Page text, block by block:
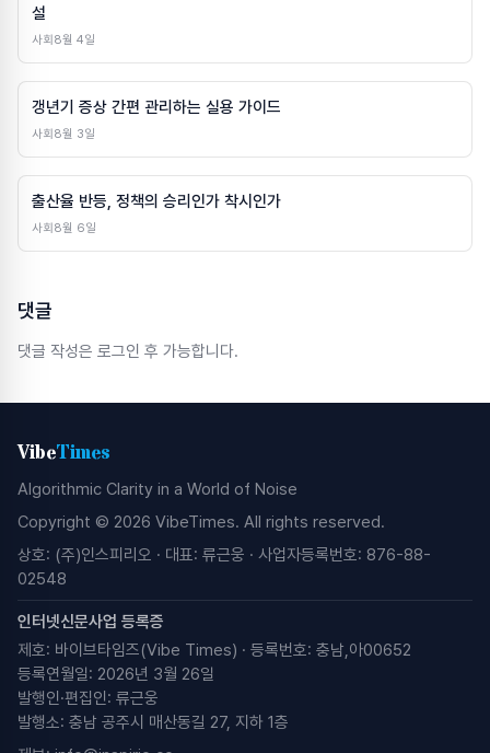
설
사회8월 4일
갱년기 증상 간편 관리하는 실용 가이드
사회8월 3일
출산율 반등, 정책의 승리인가 착시인가
사회8월 6일
댓글
댓글 작성은 로그인 후 가능합니다.
VibeTimes
Algorithmic Clarity in a World of Noise
Copyright © 2026 VibeTimes. All rights reserved.
상호: (주)인스피리오 · 대표: 류근웅 · 사업자등록번호: 876-88-
02548
인터넷신문사업 등록증
제호: 바이브타임즈(Vibe Times) · 등록번호: 충남,아00652
등록연월일: 2026년 3월 26일
발행인·편집인: 류근웅
발행소: 충남 공주시 매산동길 27, 지하 1층